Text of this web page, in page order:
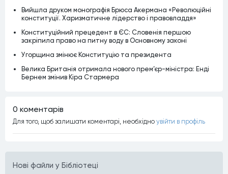
Нові файли у Бібліотеці
Вийшла друком монографія Брюса Акермана «Революційні
конституції. Харизматичне лідерство і правовладдя»
Конституційний прецедент в ЄС: Словенія першою
закріпила право на питну воду в Основному законі
Угорщина змінює Конституцію та президента
Велика Британія отримала нового прем’єр-міністра: Енді
Бернем змінив Кіра Стармера
0 коментарiв
Для того, щоб залишати коментарi, необхiдно увiйти в профiль